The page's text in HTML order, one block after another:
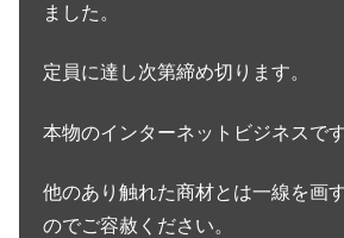
ました。
定員に達し次第締め切ります。
本物のインターネットビジネスです
他のあり触れた商材とは一線を画
のでご容赦ください。